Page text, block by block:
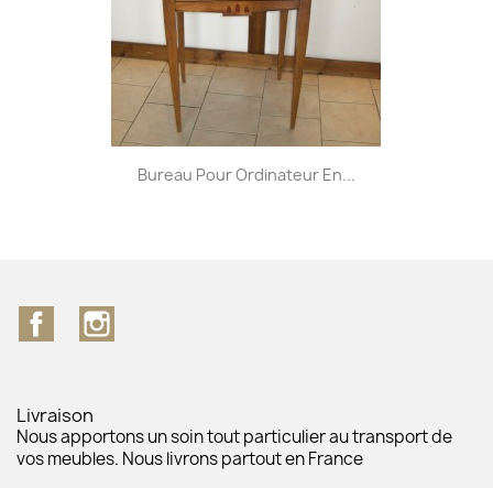
Bureau Pour Ordinateur En...
Facebook
Livraison
Nous apportons un soin tout particulier au transport de
vos meubles. Nous livrons partout en France